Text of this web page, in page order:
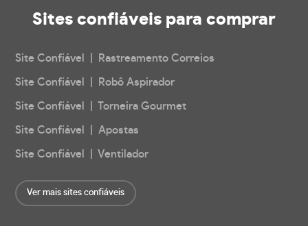
Sites confiáveis para comprar
Site Confiável | Rastreamento Correios
Site Confiável | Robô Aspirador
Site Confiável | Torneira Gourmet
Site Confiável | Apostas
Site Confiável | Ventilador
Ver mais sites confiáveis